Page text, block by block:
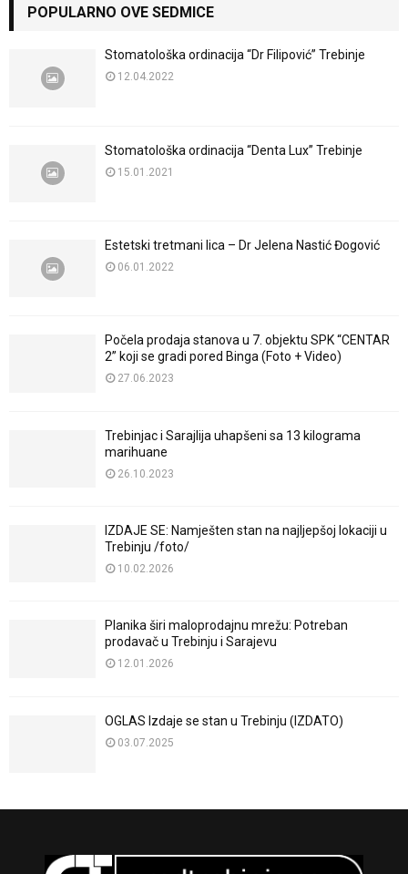
POPULARNO OVE SEDMICE
Stomatološka ordinacija “Dr Filipović” Trebinje
12.04.2022
Stomatološka ordinacija “Denta Lux” Trebinje
15.01.2021
Estetski tretmani lica – Dr Jelena Nastić Đogović
06.01.2022
Počela prodaja stanova u 7. objektu SPK “CENTAR
2” koji se gradi pored Binga (Foto + Video)
27.06.2023
Trebinjac i Sarajlija uhapšeni sa 13 kilograma
marihuane
26.10.2023
IZDAJE SE: Namješten stan na najljepšoj lokaciji u
Trebinju /foto/
10.02.2026
Planika širi maloprodajnu mrežu: Potreban
prodavač u Trebinju i Sarajevu
12.01.2026
OGLAS Izdaje se stan u Trebinju (IZDATO)
03.07.2025